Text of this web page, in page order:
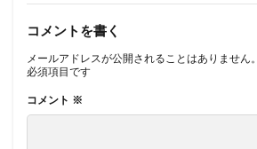
コメントを書く
メールアドレスが公開されることはありません。
必須項目です
コメント ※